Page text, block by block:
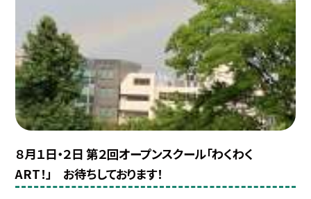
８月１日・２日 第２回オープンスクール「わくわく
ART！」 お待ちしております！